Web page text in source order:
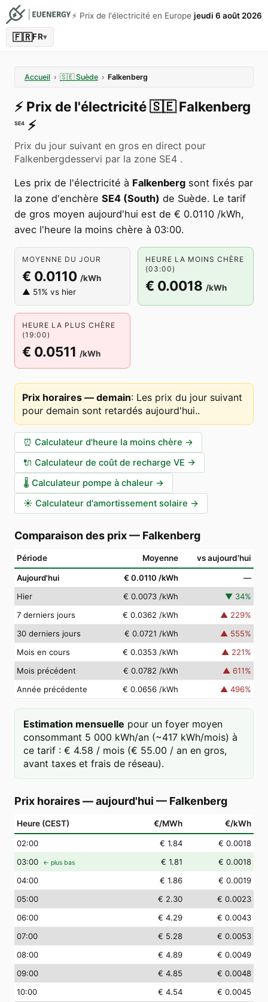
⚡️ Prix de l'électricité en Europe jeudi 6 août 2026
🇫🇷FR▾
Accueil › 🇸🇪 Suède › Falkenberg
⚡️ Prix de l'électricité🇸🇪 Falkenberg
SE4 ⚡️
Prix du jour suivant en gros en direct pour
Falkenbergdesservi par la zone SE4 .
Les prix de l'électricité à Falkenberg sont fixés par
la zone d'enchère SE4 (South) de Suède. Le tarif
de gros moyen aujourd'hui est de € 0.0110 /kWh,
avec l'heure la moins chère à 03:00.
MOYENNE DU JOUR
€ 0.0110 /kWh
▲ 51% vs hier
HEURE LA MOINS CHÈRE
(03:00)
€ 0.0018 /kWh
HEURE LA PLUS CHÈRE
(19:00)
€ 0.0511 /kWh
Prix horaires — demain: Les prix du jour suivant
pour demain sont retardés aujourd'hui..
⏰ Calculateur d'heure la moins chère →
🔌 Calculateur de coût de recharge VE →
🌡️ Calculateur pompe à chaleur →
☀️ Calculateur d'amortissement solaire →
Comparaison des prix— Falkenberg
Période Moyenne vs aujourd'hui
Aujourd'hui € 0.0110 /kWh
—
Hier
€ 0.0073 /kWh ▼ 34%
7 derniers jours
€ 0.0362 /kWh ▲ 229%
30 derniers jours
€ 0.0721 /kWh ▲ 555%
Mois en cours
€ 0.0353 /kWh ▲ 221%
Mois précédent
€ 0.0782 /kWh ▲ 611%
Année précédente
€ 0.0656 /kWh ▲ 496%
Estimation mensuelle pour un foyer moyen
consommant 5 000 kWh/an (~417 kWh/mois) à
ce tarif : € 4.58 / mois (€ 55.00 / an en gros,
avant taxes et frais de réseau).
Prix horaires — aujourd'hui — Falkenberg
Heure (CEST) €/MWh €/kWh
02:00 € 1.84
€ 0.0018
03:00 ← plus bas € 1.81
€ 0.0018
04:00 € 1.86
€ 0.0019
05:00 € 2.30
€ 0.0023
06:00 € 4.29
€ 0.0043
07:00 € 5.28
€ 0.0053
08:00 € 4.89
€ 0.0049
09:00 € 4.85
€ 0.0048
10:00 € 4.54
€ 0.0045